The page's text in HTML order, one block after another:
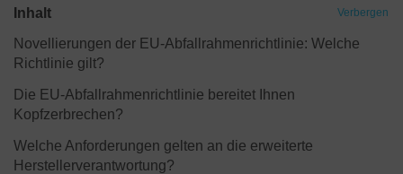
Inhalt Verbergen
Novellierungen der EU-Abfallrahmenrichtlinie: Welche
Richtlinie gilt?
Die EU-Abfallrahmenrichtlinie bereitet Ihnen
Kopfzerbrechen?
Welche Anforderungen gelten an die erweiterte
Herstellerverantwortung?